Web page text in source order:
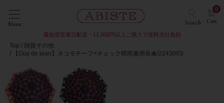
Menu Search Cart
0
最短翌営業日配送・11,000円以上ご購入で送料当社負担
Top
雑貨その他
【Guy de jean】ネコモチーフ×チェック晴雨兼用長傘/2243003-